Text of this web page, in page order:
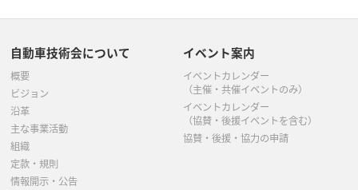
自動車技術会について
概要
ビジョン
沿革
主な事業活動
組織
定款・規則
情報開示・公告
イベント案内
イベントカレンダー
（主催・共催イベントのみ）
イベントカレンダー
（協賛・後援イベントを含む）
協賛・後援・協力の申請